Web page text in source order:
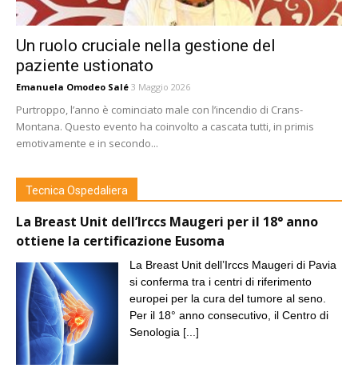
Un ruolo cruciale nella gestione del
paziente ustionato
Emanuela Omodeo Salé 3 Maggio 2026
Purtroppo, l’anno è cominciato male con l’incendio di Crans-
Montana. Questo evento ha coinvolto a cascata tutti, in primis
emotivamente e in secondo...
Tecnica Ospedaliera
La Breast Unit dell’Irccs Maugeri per il 18° anno
ottiene la certificazione Eusoma
La Breast Unit dell’Irccs Maugeri di Pavia
si conferma tra i centri di riferimento
europei per la cura del tumore al seno.
Per il 18° anno consecutivo, il Centro di
Senologia [...]